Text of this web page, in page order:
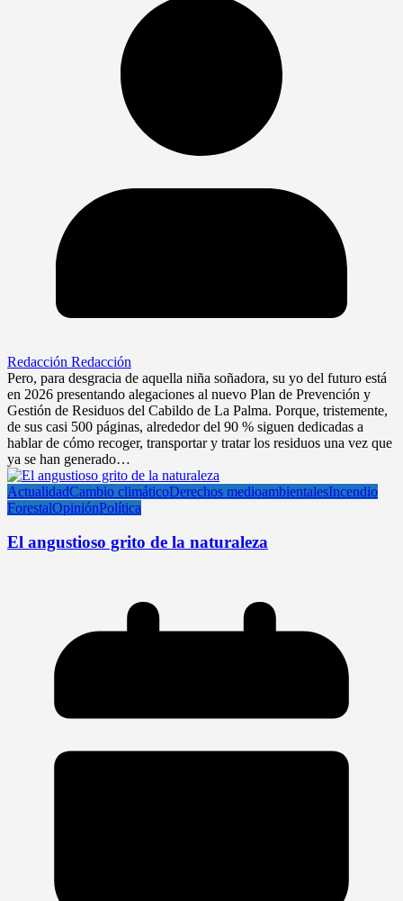
Redacción Redacción
Pero, para desgracia de aquella niña soñadora, su yo del futuro está
en 2026 presentando alegaciones al nuevo Plan de Prevención y
Gestión de Residuos del Cabildo de La Palma. Porque, tristemente,
de sus casi 500 páginas, alrededor del 90 % siguen dedicadas a
hablar de cómo recoger, transportar y tratar los residuos una vez que
ya se han generado…
ActualidadCambio climáticoDerechos medioambientalesIncendio
ForestalOpiniónPolítica
El angustioso grito de la naturaleza